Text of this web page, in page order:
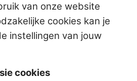
van onze website
cookies kan je
instellingen van jouw
cookies